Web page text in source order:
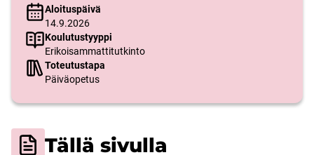
Aloituspäivä
14.9.2026
Koulutustyyppi
Erikoisammattitutkinto
Toteutustapa
Päiväopetus
Tällä sivulla